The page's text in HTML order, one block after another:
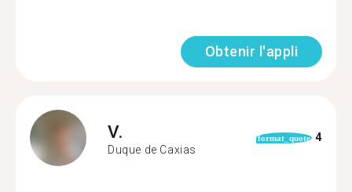
Obtenir l'appli
V.
Duque de Caxias
format_quote 4